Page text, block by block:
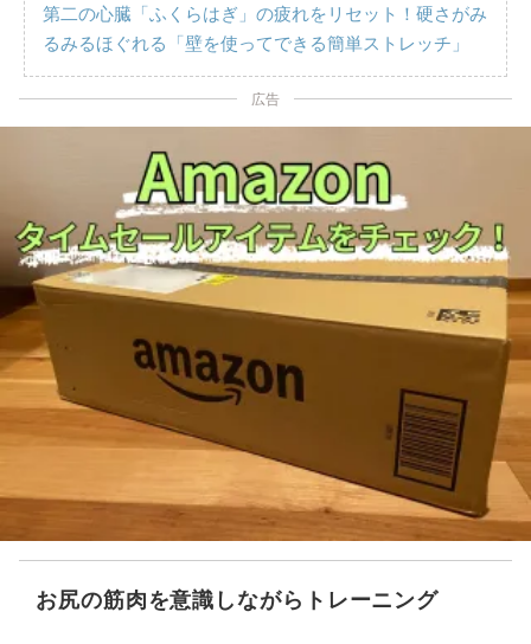
第二の心臓「ふくらはぎ」の疲れをリセット！硬さがみ
るみるほぐれる「壁を使ってできる簡単ストレッチ」
広告
お尻の筋肉を意識しながらトレーニング